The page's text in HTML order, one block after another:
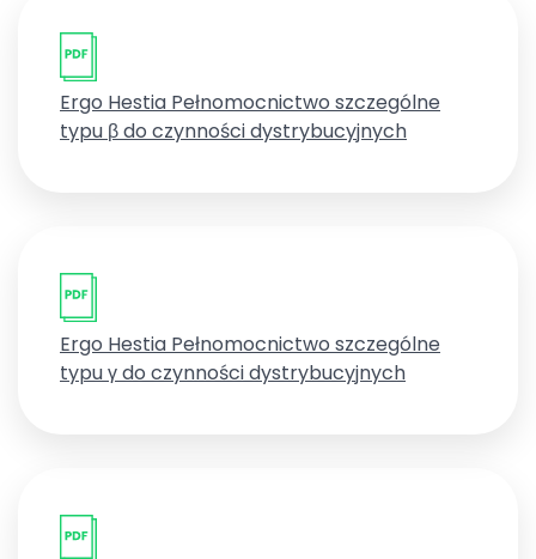
Ergo Hestia Pełnomocnictwo szczególne
typu β do czynności dystrybucyjnych
Ergo Hestia Pełnomocnictwo szczególne
typu γ do czynności dystrybucyjnych